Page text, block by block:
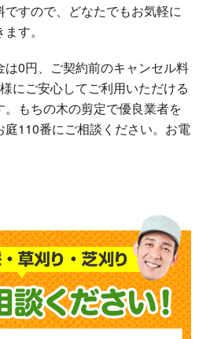
すので、どなたでもお気軽に
す。
0円、ご契約前のキャンセル料
にご安心してご利用いただける
もちの木の剪定で優良業者を
110番にご相談ください。お電